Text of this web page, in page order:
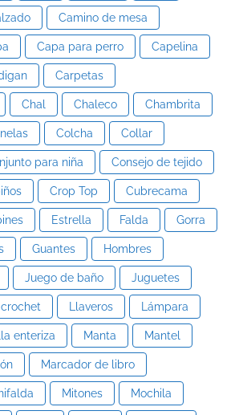
Camino de mesa
Capa para perro Capelina
Carpetas
Chal Chaleco Chambrita
Colcha Collar
para niña Consejo de tejido
Crop Top Cubrecama
Estrella Falda Gorra
Guantes Hombres
Juego de baño Juguetes
Llaveros Lámpara
enteriza Manta Mantel
Marcador de libro
Mitones Mochila